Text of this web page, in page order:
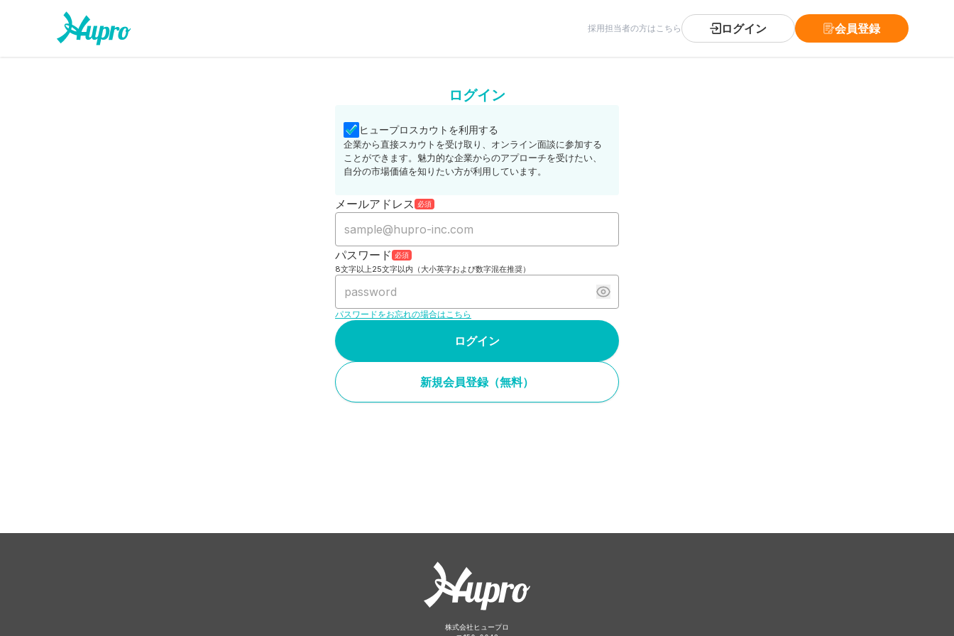
採用担当者の方はこちら ログイン 会員登録
ログイン
ヒュープロスカウトを利用する
企業から直接スカウトを受け取り、オンライン面談に参加する
ことができます。魅力的な企業からのアプローチを受けたい、
自分の市場価値を知りたい方が利用しています。
メールアドレス 必須
パスワード 必須
8文字以上25文字以内（大小英字および数字混在推奨）
パスワードをお忘れの場合はこちら
ログイン
新規会員登録（無料）
株式会社ヒュープロ